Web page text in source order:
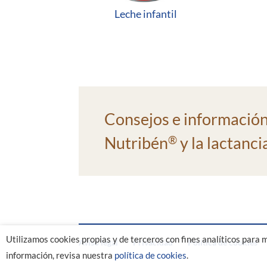
Leche infantil
Consejos e
Nutribén® y la
Aviso legal Privacidad Política de cookies
Utilizamos cookies propias y de terceros con fines analíticos para
información, revisa nuestra política de cookies.